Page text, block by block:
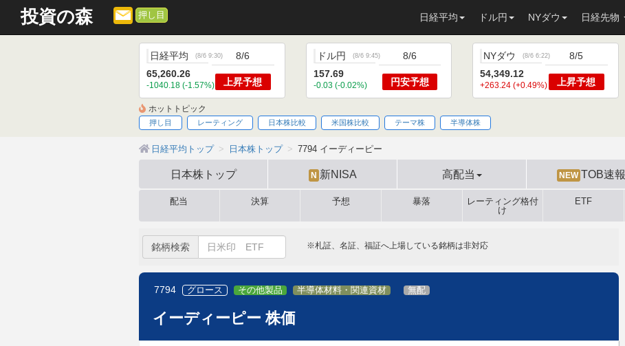
投資の森 押し目 日経平均 ドル円 NYダウ 日経先物
日経平均 (8/6 9:30)
65,260.26
-1040.18 (-1.57%)
8/6
上昇予想
ドル円 (8/6 9:45)
157.69
-0.03 (-0.02%)
8/6
円安予想
NYダウ (8/6 6:22)
54,349.12
+263.24 (+0.49%)
8/5
上昇予想
ホットトピック
押し目 レーティング 日本株比較 米国株比較 テーマ株 半導体株
日経平均トップ 日本株トップ 7794 イーディーピー
日本株トップ N 新NISA 高配当 NEW TOB速報
配当 決算 予想 暴落
レーティング格付
け
ETF
銘柄検索 ※札証、名証、福証へ上場している銘柄は非対応
7794 グロース その他製品 半導体材料・関連資材 無配
イーディーピー 株価